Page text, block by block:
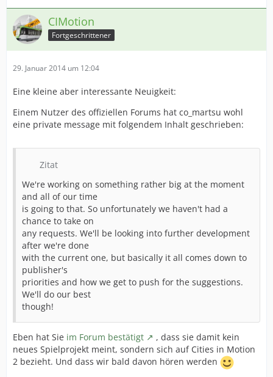
CIMotion
Fortgeschrittener
29. Januar 2014 um 12:04
Eine kleine aber interessante Neuigkeit:
Einem Nutzer des offiziellen Forums hat co_martsu wohl
eine private message mit folgendem Inhalt geschrieben:
Zitat
We're working on something rather big at the moment
and all of our time
is going to that. So unfortunately we haven't had a
chance to take on
any requests. We'll be looking into further development
after we're done
with the current one, but basically it all comes down to
publisher's
priorities and how we get to push for the suggestions.
We'll do our best
though!
Eben hat Sie im Forum bestätigt
, dass sie damit kein
neues Spielprojekt meint, sondern sich auf Cities in Motion
2 bezieht. Und dass wir bald davon hören werden